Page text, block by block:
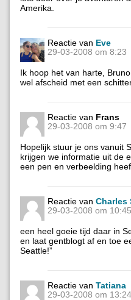
Amerika.
Reactie van Eve
29-03-2008 om 8:23
Ik hoop het van harte,
wel afscheid met een
Reactie van Frans
29-03-2008 om 9:47
Hopelijk stuur je ons vanuit
krijgen we informatie uit de
een pen en verbeelding
Reactie van Charles
29-03-2008 om 10:45
een heel goeie tijd daar in
en laat gentblogt af en toe
Seattle!”
Reactie van Tatiana
29-03-2008 om 13:24